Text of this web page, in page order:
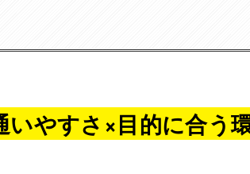
やすさ×目的に合う